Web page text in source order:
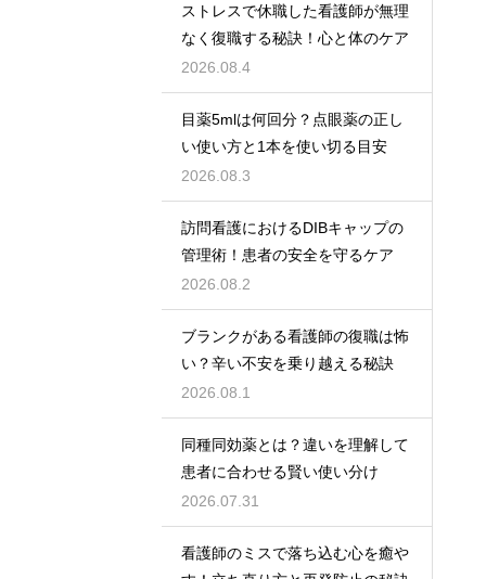
ストレスで休職した看護師が無理
なく復職する秘訣！心と体のケア
2026.08.4
目薬5mlは何回分？点眼薬の正し
い使い方と1本を使い切る目安
2026.08.3
訪問看護におけるDIBキャップの
管理術！患者の安全を守るケア
2026.08.2
ブランクがある看護師の復職は怖
い？辛い不安を乗り越える秘訣
2026.08.1
同種同効薬とは？違いを理解して
患者に合わせる賢い使い分け
2026.07.31
看護師のミスで落ち込む心を癒や